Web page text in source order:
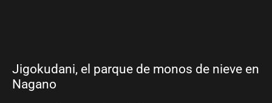
Jigokudani, el parque de monos de nieve en
Nagano